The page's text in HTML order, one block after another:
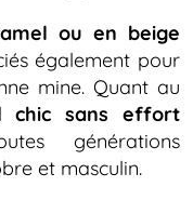
ou en beige
également pour
mine. Quant au
chic sans effort
générations
et masculin.